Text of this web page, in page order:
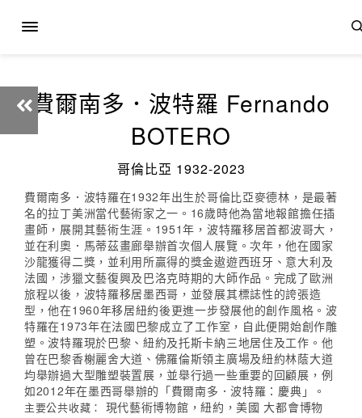
費爾南多．波特羅 Fernando
BOTERO
哥倫比亞 1932-2023
費爾南多．波特羅在1932年出生於哥倫比亞麥德林，是最著
名的拉丁美洲當代藝術家之一。16歲時他為當地報館擔任插
畫師，展開其藝術生涯。1951年，波特羅移居首都波哥大，
並在利奧．馬蒂茲畫廊舉辦首次個人展覽。次年，他在國家
沙龍獲得二獎，並利用所贏得的獎金遨遊西班牙、意大利及
法國，涉獵文藝復興及巴洛克時期的大師作品。完成了歐洲
旅程以後，波特羅移居墨西哥，並發展其標誌性的誇張造
型，他在1960年移居紐約後更進一步發展他的創作風格。波
特羅在1973年在法國巴黎成立了工作室，自此便開始創作雕
塑。波特羅現於巴黎、紐約及托斯卡納三地居住及工作。他
曾在巴黎香榭麗舍大道、佛羅倫斯領主廣場及紐約林蔭大道
均舉辦過大型雕塑裝置展，並舉行過一些重要的回顧展，例
如2012年在墨西哥舉辦的「費爾南多．波特羅：慶典」。
主要公共收藏： 現代藝術博物館，紐約，美國 大都會博物